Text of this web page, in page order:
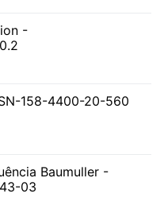
-
158-4400-20-560
Baumuller -
03